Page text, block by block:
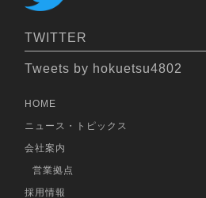
TWITTER
Tweets by hokuetsu4802
HOME
ニュース・トピックス
会社案内
営業拠点
採用情報